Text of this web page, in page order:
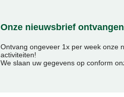
Onze nieuwsbrief
Ontvang ongeveer 1x per week onze
activiteiten!
We slaan uw gegevens op conform